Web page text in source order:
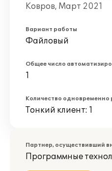
Ковров, Март 2021
Вариант работы
Файловый
Общее число
1
Количество
Тонкий клиент: 1
Партнер, осуществивший
Программные